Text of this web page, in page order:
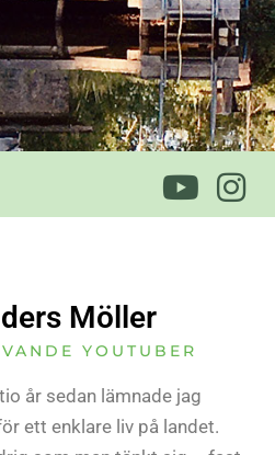
Möller
YOUTUBER
år sedan lämnade jag
ett enklare liv på landet.